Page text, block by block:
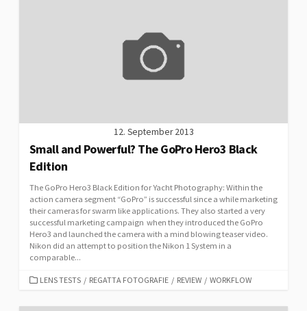
12. September 2013
Small and Powerful? The GoPro Hero3 Black
Edition
The GoPro Hero3 Black Edition for Yacht Photography: Within the
action camera segment “GoPro” is successful since a while marketing
their cameras for swarm like applications. They also started a very
successful marketing campaign when they introduced the GoPro
Hero3 and launched the camera with a mind blowing teaser video.
Nikon did an attempt to position the Nikon 1 System in a
comparable...
CATEGORIES
LENS TESTS / REGATTA FOTOGRAFIE / REVIEW / WORKFLOW